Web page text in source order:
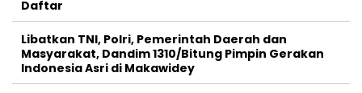
Daftar
Libatkan TNI, Polri, Pemerintah Daerah dan
Masyarakat, Dandim 1310/Bitung Pimpin Gerakan
Indonesia Asri di Makawidey